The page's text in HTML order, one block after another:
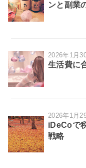
ンと副業
2026年1月
生活費に
2026年1月
iDeCoで
戦略